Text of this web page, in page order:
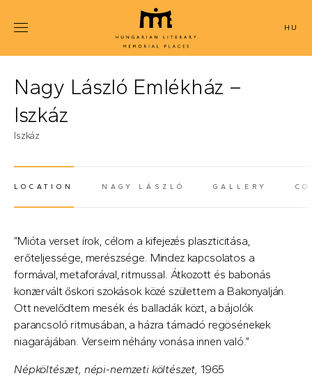
main
MAGYAR
Nagy László Emlékház –
Iszkáz
Iszkáz
LOCATION
NAGY LÁSZLÓ GALLERY
“Mióta verset írok, célom a kifejezés plaszticitása,
erőteljessége, merészsége. Mindez kapcsolatos a
formával, metaforával, ritmussal. Átkozott és babonás
konzervált őskori szokások közé születtem a Bakonyalján.
Ott nevelődtem mesék és balladák közt, a bájolók
parancsoló ritmusában, a házra támadó regösénekek
niagarájában. Verseim néhány vonása innen való.”
Népköltészet, népi-nemzeti költészet, 1965